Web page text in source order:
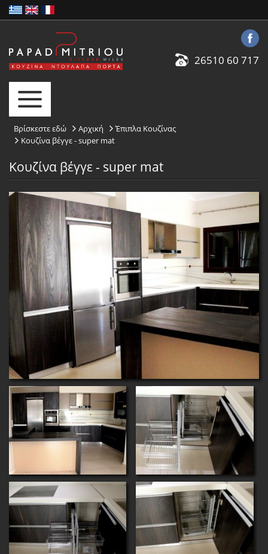
26510 60 717
Βρίσκεστε εδώ Αρχική
Έπιπλα Κουζίνας
Κουζίνα βέγγε - super mat
Κουζίνα βέγγε - super mat